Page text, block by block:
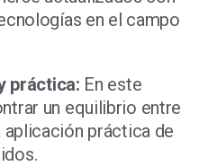
en el campo
práctica: En este
un equilibrio entre
práctica de